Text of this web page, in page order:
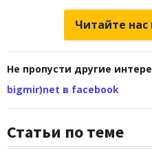
Читайте нас
Не пропусти другие
bigmir)net в facebook
Статьи по теме